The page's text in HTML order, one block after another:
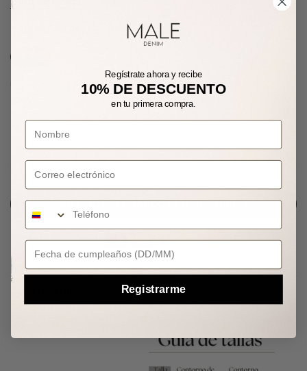
NOTIFÍCAME CUANDO ESTÉ DISPONIBLE
Regístrate ahora y recibe
10% DE DESCUENTO
en tu primera compra.
Correo electrónico
Your Birthday
Registrarme